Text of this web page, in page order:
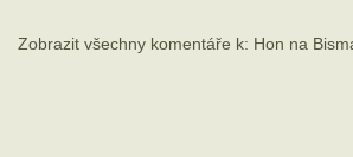
Zobrazit všechny komentáře k: Hon na